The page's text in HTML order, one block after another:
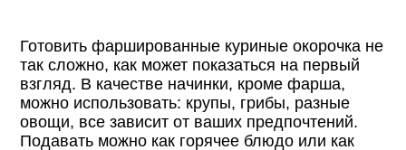
Готовить фаршированные куриные окорочка не
так сложно, как может показаться на первый
взгляд. В качестве начинки, кроме фарша,
можно использовать: крупы, грибы, разные
овощи, все зависит от ваших предпочтений.
Подавать можно как горячее блюдо или как